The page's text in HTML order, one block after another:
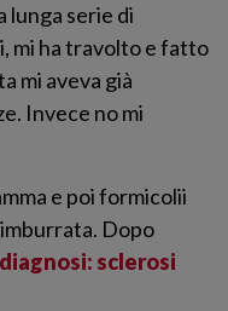
lunga serie di
mi ha travolto e fatto
mi aveva già
Invece no mi
e poi formicolii
imburrata. Dopo
sclerosi